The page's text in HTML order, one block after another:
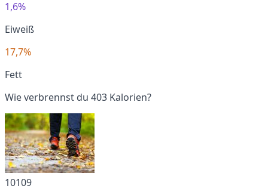
1,6%
Eiweiß
17,7%
Fett
Wie verbrennst du 403 Kalorien?
10109